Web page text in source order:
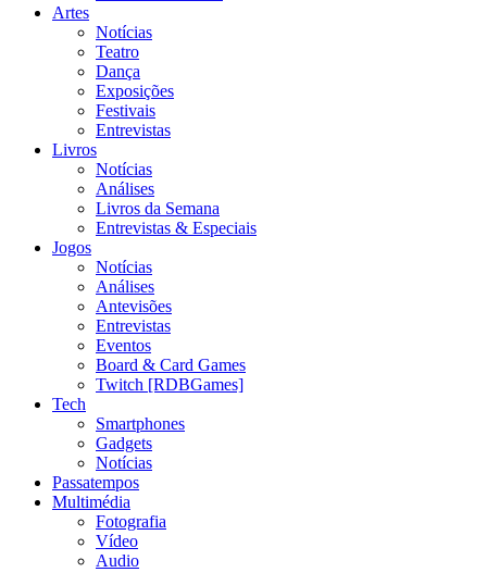
Artes
Notícias
Teatro
Dança
Exposições
Festivais
Entrevistas
Livros
Notícias
Análises
Livros da Semana
Entrevistas & Especiais
Jogos
Notícias
Análises
Antevisões
Entrevistas
Eventos
Board & Card Games
Twitch [RDBGames]
Tech
Smartphones
Gadgets
Notícias
Passatempos
Multimédia
Fotografia
Vídeo
Audio